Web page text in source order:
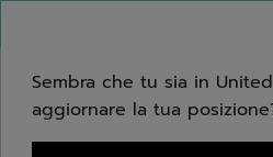
Inserisci una parola chiave
Sembra che tu sia in
aggiornare la tua